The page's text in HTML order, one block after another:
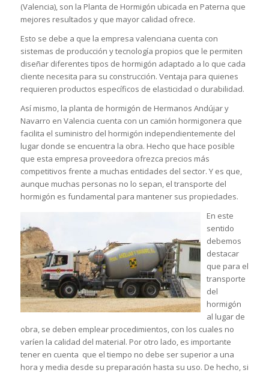
(Valencia), son la Planta de Hormigón ubicada en Paterna que
mejores resultados y que mayor calidad ofrece.
Esto se debe a que la empresa valenciana cuenta con
sistemas de producción y tecnología propios que le permiten
diseñar diferentes tipos de hormigón adaptado a lo que cada
cliente necesita para su construcción. Ventaja para quienes
requieren productos específicos de elasticidad o durabilidad.
Así mismo, la planta de hormigón de Hermanos Andújar y
Navarro en Valencia cuenta con un camión hormigonera que
facilita el suministro del hormigón independientemente del
lugar donde se encuentra la obra. Hecho que hace posible
que esta empresa proveedora ofrezca precios más
competitivos frente a muchas entidades del sector. Y es que,
aunque muchas personas no lo sepan, el transporte del
hormigón es fundamental para mantener sus propiedades.
En este
sentido
debemos
destacar
que para el
transporte
del
hormigón
al lugar de
obra, se deben emplear procedimientos, con los cuales no
varíen la calidad del material. Por otro lado, es importante
tener en cuenta que el tiempo no debe ser superior a una
hora y media desde su preparación hasta su uso. De hecho, si